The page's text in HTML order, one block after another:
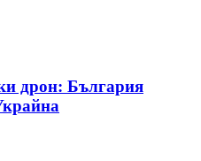
дрон: България